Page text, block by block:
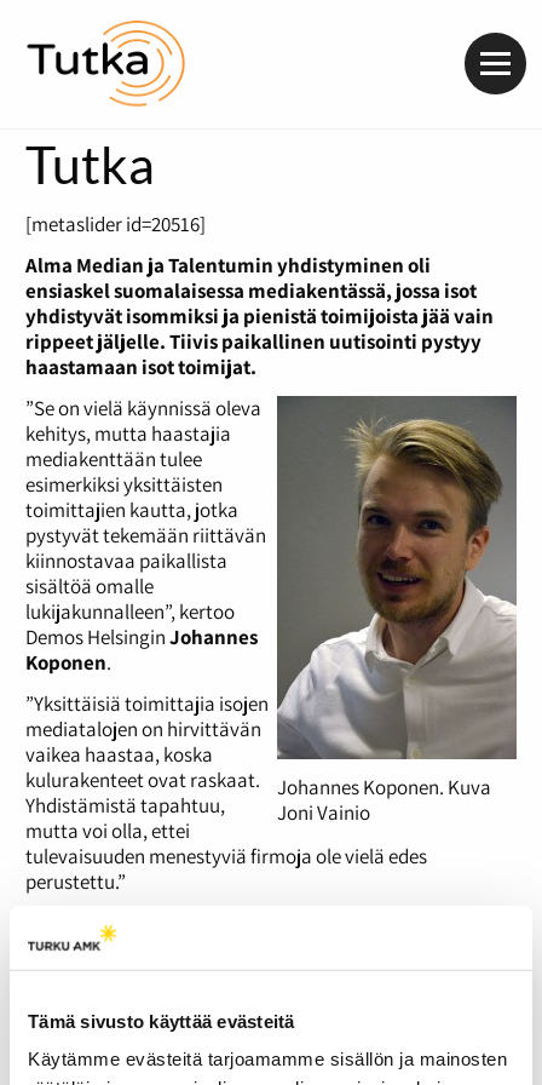
Tämä sivusto käyttää evästeitä
Käytämme evästeitä tarjoamamme sisällön ja mainosten
Tutka
[metaslider id=20516]
Alma Median ja Talentumin yhdistyminen oli
ensiaskel suomalaisessa mediakentässä, jossa isot
yhdistyvät isommiksi ja pienistä toimijoista jää vain
rippeet jäljelle. Tiivis paikallinen uutisointi pystyy
haastamaan isot toimijat.
Johannes Koponen. Kuva
Joni Vainio
”Se on vielä käynnissä oleva
kehitys, mutta haastajia
mediakenttään tulee
esimerkiksi yksittäisten
toimittajien kautta, jotka
pystyvät tekemään riittävän
kiinnostavaa paikallista
sisältöä omalle
lukijakunnalleen”, kertoo
Demos HelsinginJohannes
Koponen.
”Yksittäisiä toimittajia isojen
mediatalojen on hirvittävän
vaikea haastaa, koska
kulurakenteet ovat raskaat.
Yhdistämistä tapahtuu,
mutta voi olla, ettei
tulevaisuuden menestyviä firmoja ole vielä edes
perustettu.”
Koponen sanoo, että ajattelutavan muutoksella
pystyttäisiin nopeasti vaikuttamaan digiajan tuomiin
haasteisiin.
”Ongelma on, että ajatellaan digin olevan heti, vaikka
siinäkin voidaan tehdä toimitusrytmejä. Esimerkiksi, että
lukijat tulevat aamulla tietylle sivulle lukemaan uutiset.